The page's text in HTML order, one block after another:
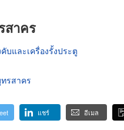
สาคร
คับและเครื่องรั้งประตู
รสาคร
แชร์ อีเมล